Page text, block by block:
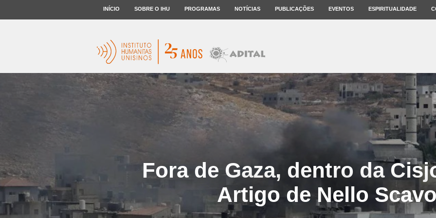
INÍCIO SOBRE O IHU PROGRAMAS NOTÍCIAS PUBLICAÇÕES EVENTOS ESPIRITUALIDADE
Fora de Gaza, dentro da
Artigo de Nello